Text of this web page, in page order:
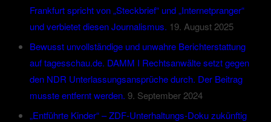
Frankfurt spricht von „Steckbrief“ und „Internetpranger“
und verbietet diesen Journalismus. 19. August 2025
Bewusst unvollständige und unwahre Berichterstattung
auf tagesschau.de. DAMM I Rechtsanwälte setzt gegen
den NDR Unterlassungsansprüche durch. Der Beitrag
musste entfernt werden. 9. September 2024
„Entführte Kinder“ – ZDF-Unterhaltungs-Doku zukünftig